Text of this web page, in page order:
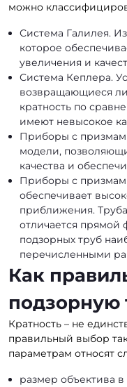
можно
Система Галилея.
которое
увеличения и
Система Кеплера.
возвращающиеся
кратность по
имеют невысокое
Приборы с
модели,
качества и
Приборы с
обеспечивает
приближения. Труба
отличается прямой
подзорных труб
перечисленными
Как
подзорную
Кратность – не
правильный выбор
параметрам относят
размер объектива